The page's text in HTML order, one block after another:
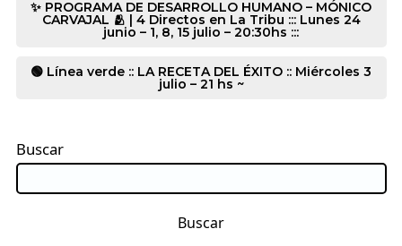
✨ PROGRAMA DE DESARROLLO HUMANO – MÓNICO
CARVAJAL 🫂 | 4 Directos en La Tribu ::: Lunes 24
junio – 1, 8, 15 julio – 20:30hs :::
🟢 Línea verde :: LA RECETA DEL ÉXITO :: Miércoles 3
julio – 21 hs ~
Buscar
Buscar